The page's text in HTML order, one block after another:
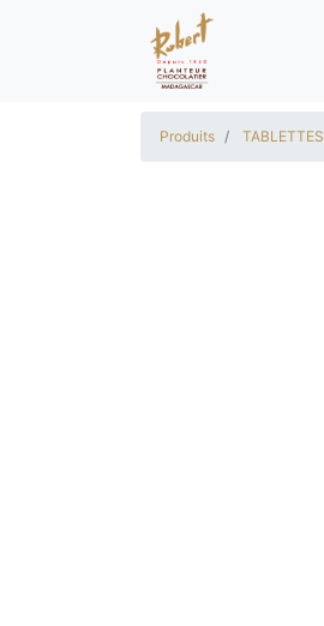
Produits TABLETTES